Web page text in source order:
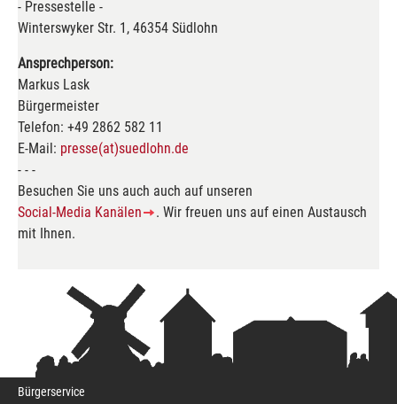
- Pressestelle -
Winterswyker Str. 1, 46354 Südlohn
Ansprechperson:
Markus Lask
Bürgermeister
Telefon: +49 2862 582 11
E-Mail: presse(at)suedlohn.de
- - -
Besuchen Sie uns auch auch auf unseren
Social-Media Kanälen
. Wir freuen uns auf einen Austausch
mit Ihnen.
Bürgerservice